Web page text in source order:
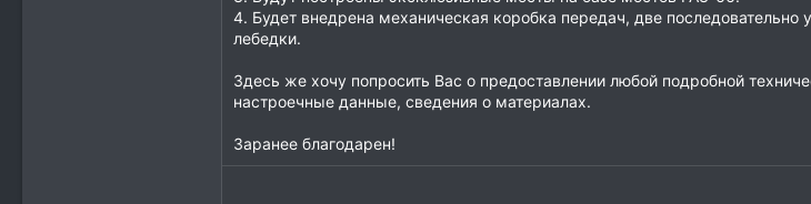
4. Будет внедрена механическая коробка передач, две
лебедки.
Здесь же хочу попросить Вас о предоставлении любой подробной
настроечные данные, сведения о материалах.
Заранее благодарен!